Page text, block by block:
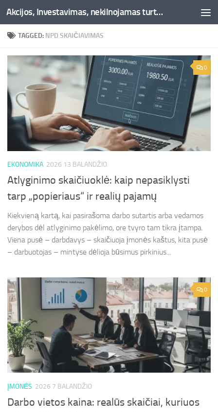
Skip to content Akcijos, Investavimas, nekilnojamas turtas, kriptovaliutos - Besociai.lt
TAGGED: NPD SKAIČIAVIMAS
0
EKONOMIKA 2026 13 BALANDŽIO
Atlyginimo skaičiuoklė: kaip nepasiklysti
tarp „popieriaus“ ir realių pajamų
Kiekvieną kartą, kai pasirašoma darbo sutartis arba vedamos
derybos dėl atlyginimo pakėlimo, ore tvyro tam tikra įtampa.
Viena pusė – darbdavys – skaičiuoja įmonės kaštus, kita pusė
– darbuotojas – mintyse dėlioja būsimus pirkinius...
0
ĮMONĖS 2026 7 BALANDŽIO
Darbo vietos kaina: realūs skaičiai, kuriuos